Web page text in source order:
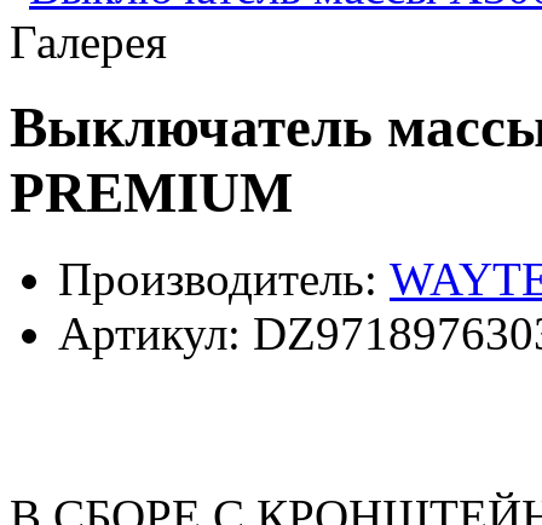
Галерея
Выключатель
PREMIUM
Производитель:
Артикул: